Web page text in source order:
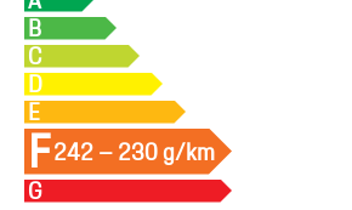
B
C
D
E
F242 – 230 g/km
G